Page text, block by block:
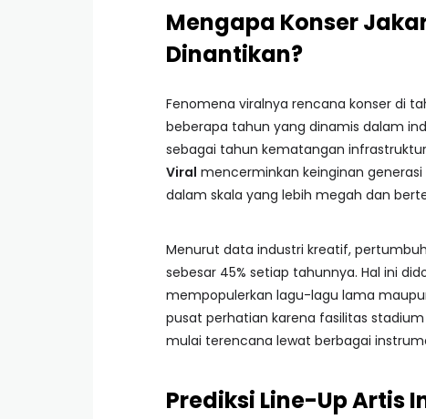
Mengapa Konser
Dinantikan?
Fenomena viralnya rencana konser di
beberapa tahun yang dinamis dalam
sebagai tahun kematangan
Viral mencerminkan keinginan
dalam skala yang lebih megah dan
Menurut data industri kreatif,
sebesar 45% setiap tahunnya. Hal ini
mempopulerkan lagu-lagu lama
pusat perhatian karena fasilitas
mulai terencana lewat berbagai
Prediksi Line-Up Artis